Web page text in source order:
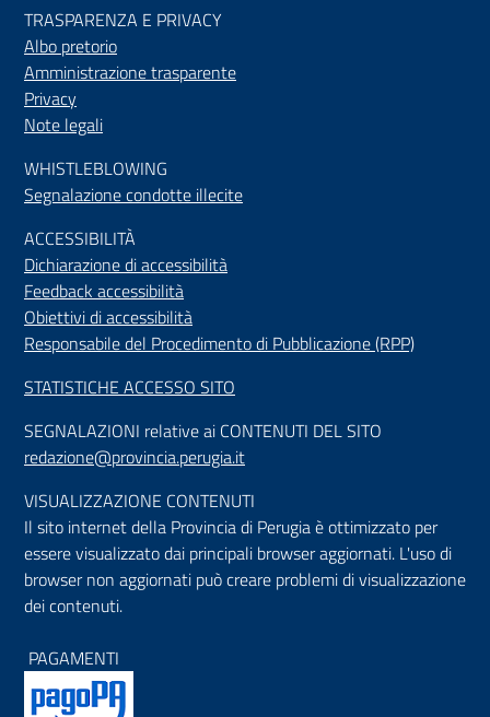
TRASPARENZA E PRIVACY
Albo pretorio
Amministrazione trasparente
Privacy
Note legali
WHISTLEBLOWING
Segnalazione condotte illecite
ACCESSIBILITÀ
Dichiarazione di accessibilità
Feedback accessibilità
Obiettivi di accessibilità
Responsabile del Procedimento di Pubblicazione (RPP)
STATISTICHE ACCESSO SITO
SEGNALAZIONI relative ai CONTENUTI DEL SITO
redazione@provincia.perugia.it
VISUALIZZAZIONE CONTENUTI
Il sito internet della Provincia di Perugia è ottimizzato per
essere visualizzato dai principali browser aggiornati. L'uso di
browser non aggiornati può creare problemi di visualizzazione
dei contenuti.
PAGAMENTI